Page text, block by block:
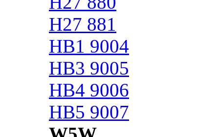
H27 881
HB1 9004
HB3 9005
HB4 9006
HB5 9007